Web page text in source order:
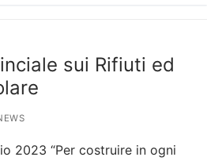
sui Rifiuti ed
2023 “Per costruire in ogni